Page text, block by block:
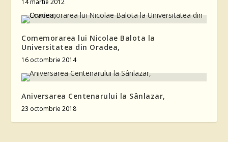
14 martie 2012
Comemorarea lui Nicolae Balota la
Universitatea din Oradea,
16 octombrie 2014
Aniversarea Centenarului la Sânlazar,
23 octombrie 2018